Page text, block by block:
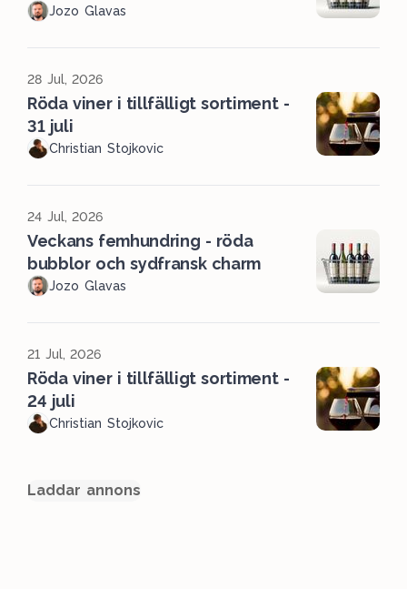
Jozo Glavas
28 Jul, 2026
Röda viner i tillfälligt sortiment -
31 juli
Christian Stojkovic
24 Jul, 2026
Veckans femhundring - röda
bubblor och sydfransk charm
Jozo Glavas
21 Jul, 2026
Röda viner i tillfälligt sortiment -
24 juli
Christian Stojkovic
Laddar annons